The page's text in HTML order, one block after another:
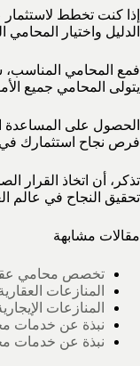
إذا كنت تخطط لاستثمار
الدليل واختيار
فمع المحامي المناسب،
يتولى المحامي جميع
الحصول على المساعدة
فرص نجاح استثمارك في
تذكر، أن اتخاذ القرار
تحقيق النجاح في عالم
مقالات مشابهة
تخصص محامي
المنازعات
المنازعات
نبذة عن خدمات
نبذة عن خدمات